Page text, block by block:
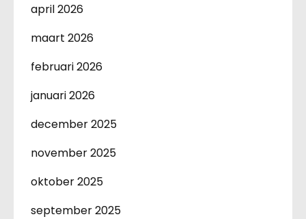
april 2026
maart 2026
februari 2026
januari 2026
december 2025
november 2025
oktober 2025
september 2025